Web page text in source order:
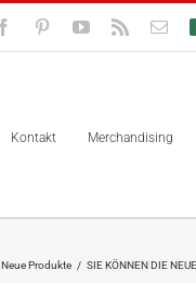
FacebookPinterestYouTube
Rss
E-
Kontakt Merchandising
Neue Produkte / SIE KÖNNEN DIE